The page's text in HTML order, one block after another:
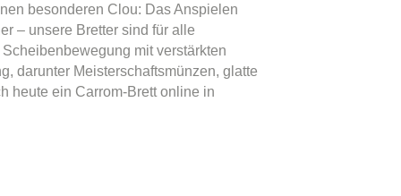
besonderen Clou: Das Anspielen
– unsere Bretter sind für alle
mit verstärkten
darunter Meisterschaftsmünzen, glatte
heute ein Carrom-Brett online in